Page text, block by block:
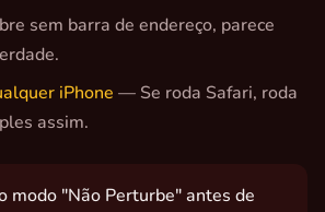
sem barra de endereço, parece
iPhone — Se roda Safari, roda
assim.
modo "Não Perturbe" antes de